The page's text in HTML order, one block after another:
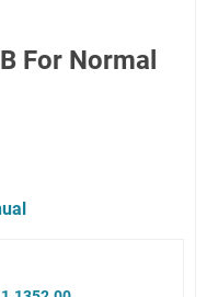
For Normal